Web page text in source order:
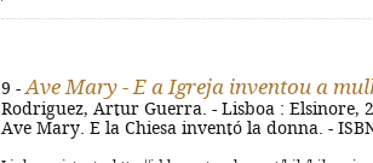
9 - Ave Mary - E a Igreja inventou a
Rodriguez, Artur Guerra. - Lisboa : Elsinore,
Ave Mary. E la Chiesa inventó la donna. -